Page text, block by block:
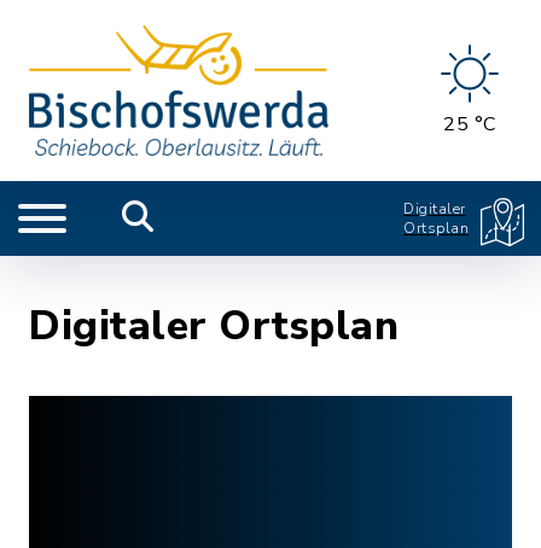
25 °C
Digitaler
Ortsplan
Digitaler Ortsplan